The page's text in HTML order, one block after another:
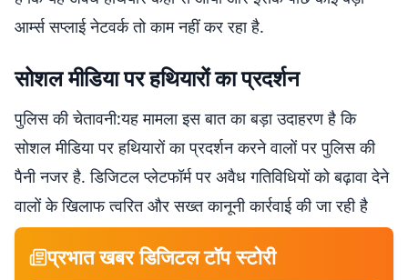
आर्म्स सप्लाई नेटवर्क तो काम नहीं कर रहा है.
सोशल मीडिया पर हथियारों का प्रदर्शन
पुलिस की चेतावनी:यह मामला इस बात का बड़ा उदाहरण है कि
सोशल मीडिया पर हथियारों का प्रदर्शन करने वालों पर पुलिस की
पैनी नजर है. डिजिटल प्लेटफॉर्म पर अवैध गतिविधियों को बढ़ावा देने
वालों के खिलाफ त्वरित और सख्त कानूनी कार्रवाई की जा रही है
प्रभात खबर डिजिटल टॉप स्टोरी